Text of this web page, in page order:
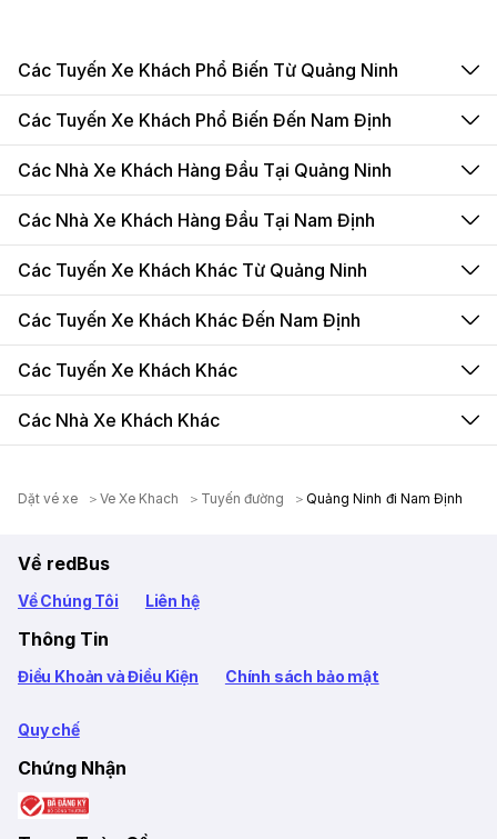
Các Tuyến Xe Khách Phổ Biến Từ Quảng Ninh
Các Tuyến Xe Khách Phổ Biến Đến Nam Định
Các Nhà Xe Khách Hàng Đầu Tại Quảng Ninh
Các Nhà Xe Khách Hàng Đầu Tại Nam Định
Các Tuyến Xe Khách Khác Từ Quảng Ninh
Các Tuyến Xe Khách Khác Đến Nam Định
Các Tuyến Xe Khách Khác
Các Nhà Xe Khách Khác
Dặt vé xe Ve Xe Khach Tuyến đường Quảng Ninh đi Nam Định
Về redBus
Về Chúng Tôi Liên hệ
Thông Tin
Điều Khoản và Điều Kiện Chính sách bảo mật
Quy chế
Chứng Nhận